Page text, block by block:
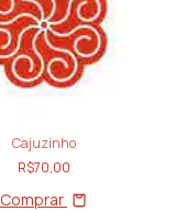
Cajuzinho
R$70,00
Comprar